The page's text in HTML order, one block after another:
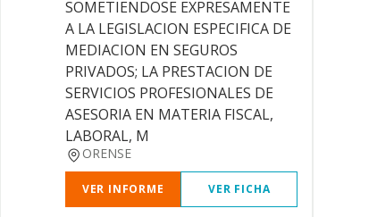
SOMETIENDOSE EXPRESAMENTE
A LA LEGISLACION ESPECIFICA DE
MEDIACION EN SEGUROS
PRIVADOS; LA PRESTACION DE
SERVICIOS PROFESIONALES DE
ASESORIA EN MATERIA FISCAL,
LABORAL, M
ORENSE
VER INFORME VER FICHA